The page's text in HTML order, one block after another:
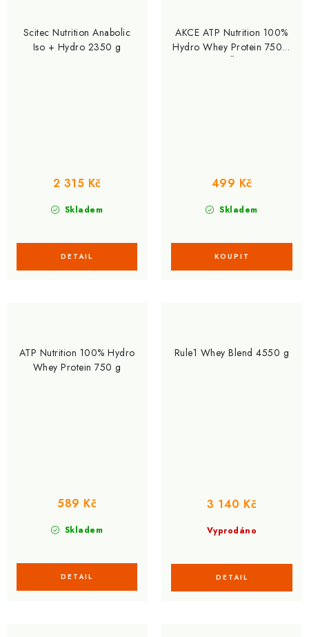
Scitec Nutrition Anabolic
Iso + Hydro 2350 g
Skladem
2 315 Kč
AKCE ATP Nutrition 100%
Hydro Whey Protein 750 g
Skladem
499 Kč
ATP Nutrition 100% Hydro
Whey Protein 750 g
Skladem
589 Kč
Rule1 Whey Blend 4550 g
Vyprodáno
3 140 Kč